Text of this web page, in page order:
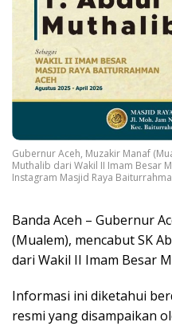
Gubernur Aceh, Muzakir Manaf
Muthalib dari Wakil II Imam Besar
Instagram Masjid Raya
Banda Aceh – Gubernur
(Mualem), mencabut SK
dari Wakil II Imam Besar
Informasi ini diketahui
resmi yang disampaikan